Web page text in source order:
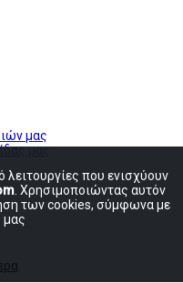
μας
μας
λειτουργίες που ενισχύουν
. Χρησιμοποιώντας αυτόν
των cookies, σύμφωνα με
μας